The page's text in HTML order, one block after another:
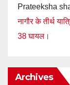
Prateeksha
नागौर के तीर्थ
38 घायल।
Archives